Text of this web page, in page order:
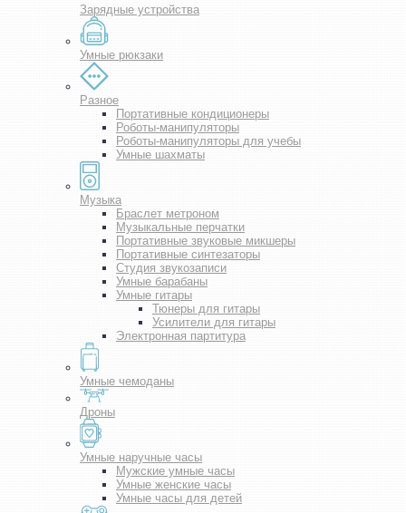
Зарядные устройства
Умные рюкзаки
Разное
Портативные кондиционеры
Роботы-манипуляторы
Роботы-манипуляторы для учебы
Умные шахматы
Музыка
Браслет метроном
Музыкальные перчатки
Портативные звуковые микшеры
Портативные синтезаторы
Студия звукозаписи
Умные барабаны
Умные гитары
Тюнеры для гитары
Усилители для гитары
Электронная партитура
Умные чемоданы
Дроны
Умные наручные часы
Мужские умные часы
Умные женские часы
Умные часы для детей